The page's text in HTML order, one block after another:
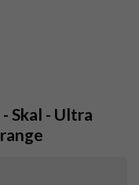
Skal - Ultra